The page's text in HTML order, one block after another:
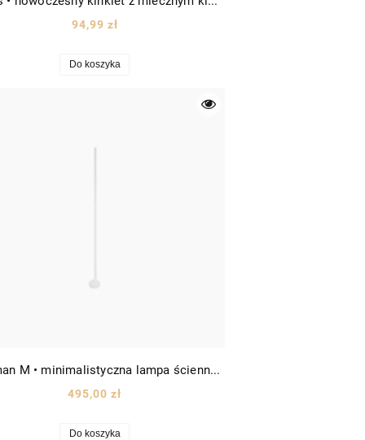
94,99 zł
Do koszyka
Tecoman M • minimalistyczna lampa ścienna sufitowa LED belka wys. 90cm biała
495,00 zł
Do koszyka